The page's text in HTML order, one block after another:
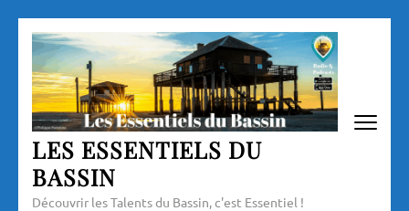
Aller
contenu
(Pressez
Entrée)
LES ESSENTIELS DU
BASSIN
Découvrir les Talents du Bassin, c'est Essentiel !